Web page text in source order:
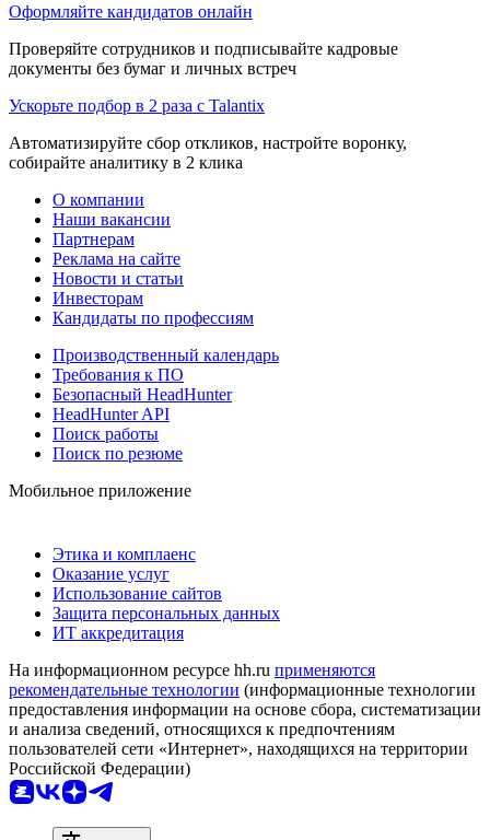
Оформляйте кандидатов онлайн
Проверяйте сотрудников и подписывайте кадровые
документы без бумаг и личных встреч
Ускорьте подбор в 2 раза с Talantix
Автоматизируйте сбор откликов, настройте воронку,
собирайте аналитику в 2 клика
О компании
Наши вакансии
Партнерам
Реклама на сайте
Новости и статьи
Инвесторам
Кандидаты по профессиям
Производственный календарь
Требования к ПО
Безопасный HeadHunter
HeadHunter API
Поиск работы
Поиск по резюме
Мобильное приложение
Этика и комплаенс
Оказание услуг
Использование сайтов
Защита персональных данных
ИТ аккредитация
На информационном ресурсе hh.ru применяются
рекомендательные технологии (информационные технологии
предоставления информации на основе сбора, систематизации
и анализа сведений, относящихся к предпочтениям
пользователей сети «Интернет», находящихся на территории
Российской Федерации)